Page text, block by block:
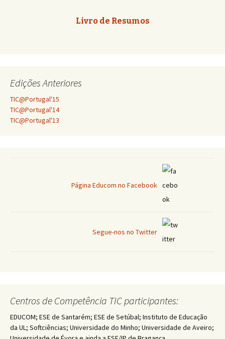
Livro de Resumos
Edições Anteriores
TIC@Portugal'15
TIC@Portugal'14
TIC@Portugal'13
Página Educom no Facebook
Segue-nos no Twitter
Centros de Competência TIC participantes:
EDUCOM; ESE de Santarém; ESE de Setúbal; Instituto de Educação
da UL; Softciências; Universidade do Minho; Universidade de Aveiro;